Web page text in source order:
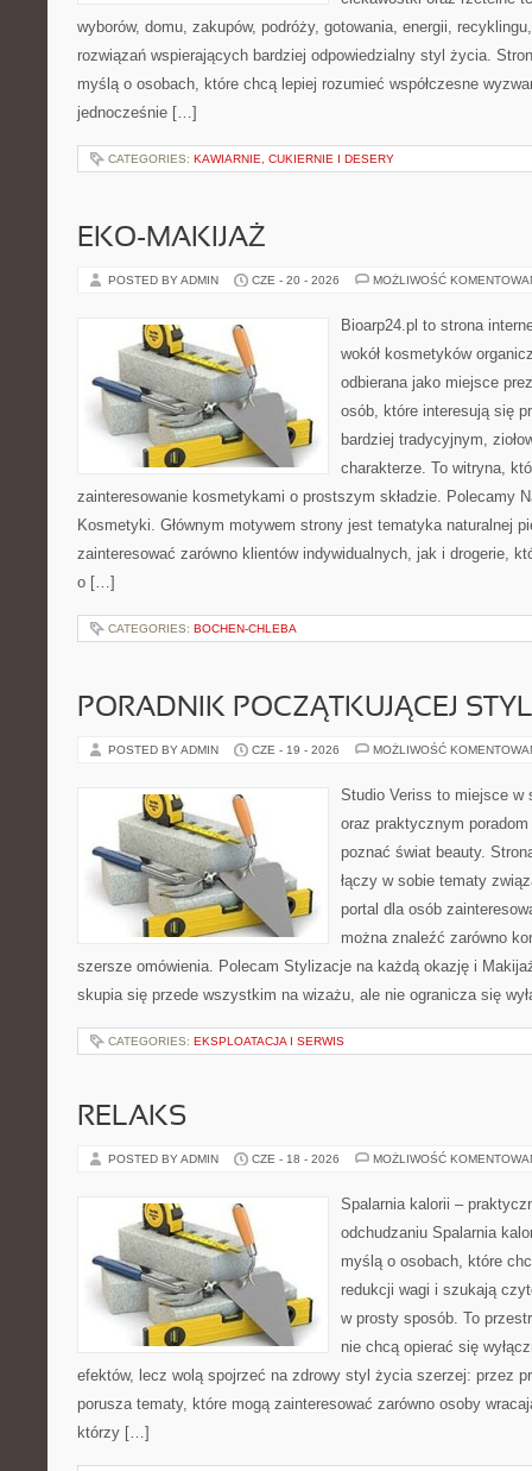
wyborów, domu, zakupów, podróży, gotowania, energii,
rozwiązań wspierających bardziej odpowiedzialny styl życia.
myślą o osobach, które chcą lepiej rozumieć współczesne
jednocześnie […]
CATEGORIES: KAWIARNIE, CUKIERNIE I DESERY
EKO-MAKIJAŻ
POSTED BY ADMIN CZE - 20 - 2026 MOŻLIWOŚĆ
Bioarp24.pl to strona
wokół kosmetyków
odbierana jako miejsce
osób, które interesują się
bardziej tradycyjnym,
charakterze. To witryna,
zainteresowanie kosmetykami o prostszym składzie. Polecamy
Kosmetyki. Głównym motywem strony jest tematyka naturalnej
zainteresować zarówno klientów indywidualnych, jak i drogerie,
o […]
CATEGORIES: BOCHEN-CHLEBA
PORADNIK POCZĄTKUJĄCEJ
POSTED BY ADMIN CZE - 19 - 2026 MOŻLIWOŚĆ
Studio Veriss to miejsce w
oraz praktycznym
poznać świat beauty.
łączy w sobie tematy
portal dla osób
można znaleźć zarówno
szersze omówienia. Polecam Stylizacje na każdą okazję i
skupia się przede wszystkim na wizażu, ale nie ogranicza się
CATEGORIES: EKSPLOATACJA I SERWIS
RELAKS
POSTED BY ADMIN CZE - 18 - 2026 MOŻLIWOŚĆ
Spalarnia kalorii –
odchudzaniu Spalarnia
myślą o osobach, które
redukcji wagi i szukają
w prosty sposób. To
nie chcą opierać się
efektów, lecz wolą spojrzeć na zdrowy styl życia szerzej: przez
porusza tematy, które mogą zainteresować zarówno osoby
którzy […]